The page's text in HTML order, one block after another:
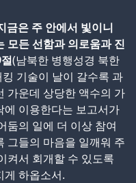
금은 주 안에서 빛이니
모든 선함과 의로움과 진
(남북한 병행성경 북한
기술이 날이 갈수록 과
가운데 상당한 액수의 가
에 이용한다는 보고서가
둠의 일에 더 이상 참여
그들의 마음을 일깨워 주
켜서 회개할 수 있도록
게 하옵소서.